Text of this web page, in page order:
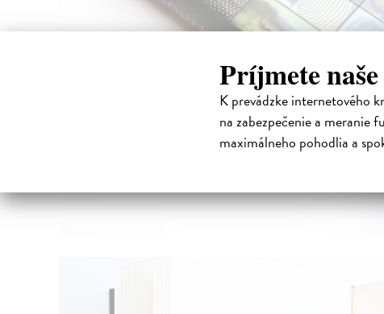
Príjmete
K prevádzke internetového
na zabezpečenie a meranie
maximálneho pohodlia a